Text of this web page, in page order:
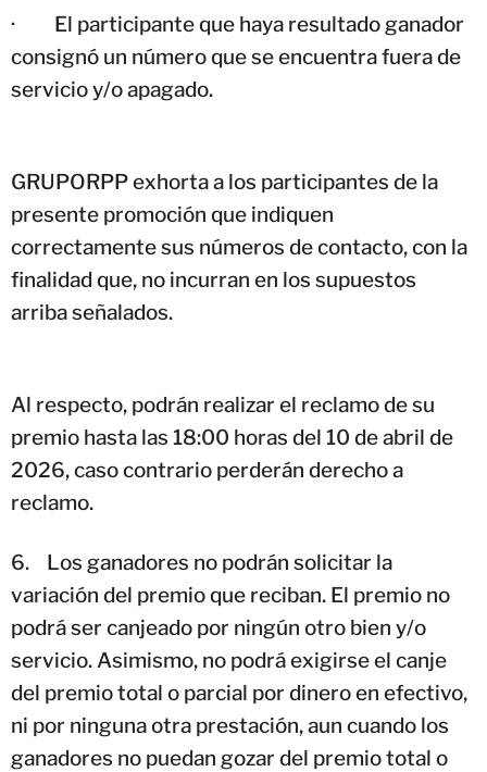
· El participante que haya resultado ganador
consignó un número que se encuentra fuera de
servicio y/o apagado.
GRUPORPP exhorta a los participantes de la
presente promoción que indiquen
correctamente sus números de contacto, con la
finalidad que, no incurran en los supuestos
arriba señalados.
Al respecto, podrán realizar el reclamo de su
premio hasta las 18:00 horas del 10 de abril de
2026, caso contrario perderán derecho a
reclamo.
6. Los ganadores no podrán solicitar la
variación del premio que reciban. El premio no
podrá ser canjeado por ningún otro bien y/o
servicio. Asimismo, no podrá exigirse el canje
del premio total o parcial por dinero en efectivo,
ni por ninguna otra prestación, aun cuando los
ganadores no puedan gozar del premio total o